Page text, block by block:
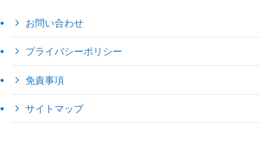
お問い合わせ
プライバシーポリシー
免責事項
サイトマップ